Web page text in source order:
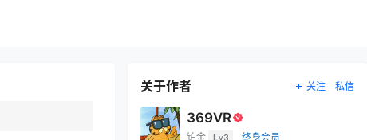
关于作者 关注 私信
369VR
铂金 Lv3 终身会员